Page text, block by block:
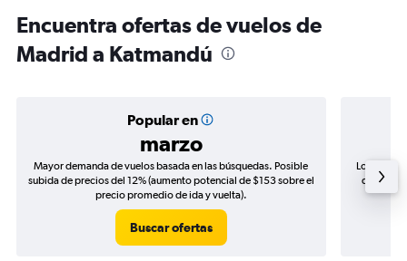
Encuentra ofertas de vuelos de
Madrid a Katmandú
Popular en
marzo
Mayor demanda de vuelos basada en las búsquedas. Posible
subida de precios del 12% (aumento potencial de $153 sobre el
precio promedio de ida y vuelta).
Buscar ofertas
Los
de